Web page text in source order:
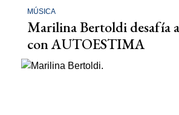
MÚSICA
Marilina Bertoldi desafía
con AUTOESTIMA